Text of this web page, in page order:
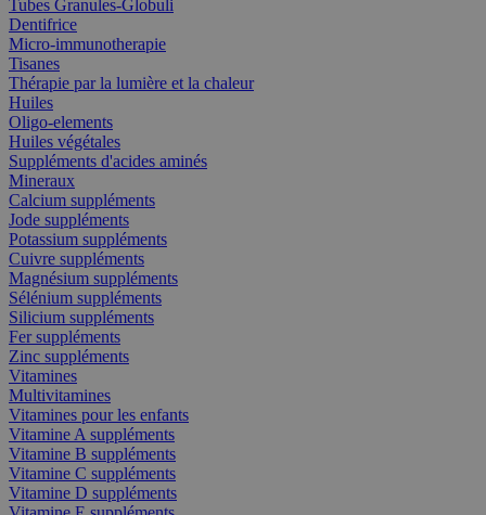
Tubes Granules-Globuli
Dentifrice
Micro-immunotherapie
Tisanes
Thérapie par la lumière et la chaleur
Huiles
Oligo-elements
Huiles végétales
Suppléments d'acides aminés
Mineraux
Calcium suppléments
Jode suppléments
Potassium suppléments
Cuivre suppléments
Magnésium suppléments
Sélénium suppléments
Silicium suppléments
Fer suppléments
Zinc suppléments
Vitamines
Multivitamines
Vitamines pour les enfants
Vitamine A suppléments
Vitamine B suppléments
Vitamine C suppléments
Vitamine D suppléments